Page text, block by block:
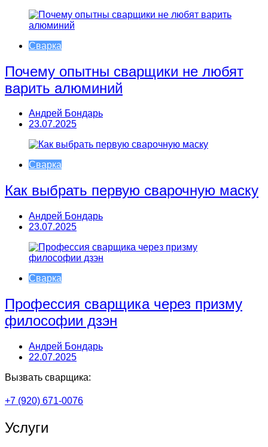
Сварка
Почему опытны сварщики не любят
варить алюминий
Андрей Бондарь
23.07.2025
Сварка
Как выбрать первую сварочную маску
Андрей Бондарь
23.07.2025
Сварка
Профессия сварщика через призму
философии дзэн
Андрей Бондарь
22.07.2025
Вызвать сварщика:
+7 (920) 671-0076
Услуги